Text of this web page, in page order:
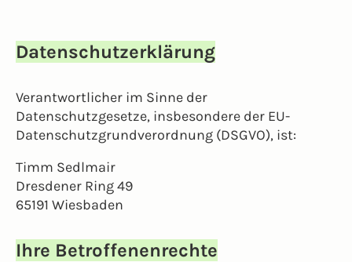
Datenschutzerklärung
Verantwortlicher im Sinne der
Datenschutzgesetze, insbesondere der EU-
Datenschutzgrundverordnung (DSGVO), ist:
Timm Sedlmair
Dresdener Ring 49
65191 Wiesbaden
Ihre Betroffenenrechte